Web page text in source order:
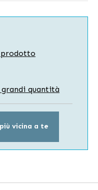
prodotto
quantità
vicina a te